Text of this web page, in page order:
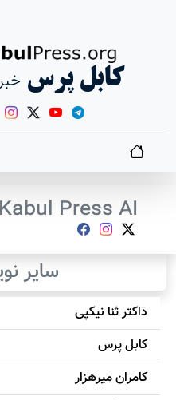
کابل پرس
Kabul Press AI
سایر
داکتر ثنا نیکپی
کابل پرس
کامران میرهزار